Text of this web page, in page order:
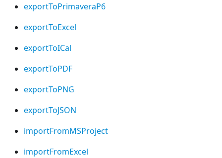
exportToPrimaveraP6
exportToExcel
exportToICal
exportToPDF
exportToPNG
exportToJSON
importFromMSProject
importFromExcel